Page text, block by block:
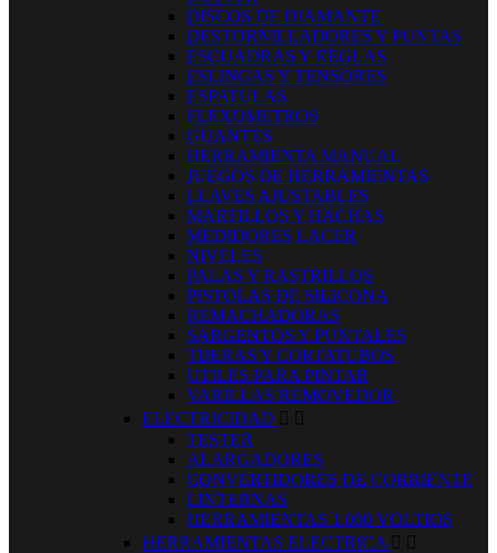
DISCOS DE DIAMANTE
DESTORNILLADORES Y PUNTAS
ESCUADRAS Y REGLAS
ESLINGAS Y TENSORES
ESPATULAS
FLEXOMETROS
GUANTES
HERRAMIENTA MANUAL
JUEGOS DE HERRAMIENTAS
LLAVES AJUSTABLES
MARTILLOS Y HACHAS
MEDIDORES LACER
NIVELES
PALAS Y RASTRILLOS
PISTOLAS DE SILICONA
REMACHADORAS
SARGENTOS Y PUNTALES
TIJERAS Y CORTATUBOS
UTILES PARA PINTAR
VARILLAS REMOVEDOR
ELECTRICIDAD  
TESTER
ALARGADORES
CONVERTIDORES DE CORRIENTE
LINTERNAS
HERRAMIENTAS 1.000 VOLTIOS
HERRAMIENTAS ELECTRICA  